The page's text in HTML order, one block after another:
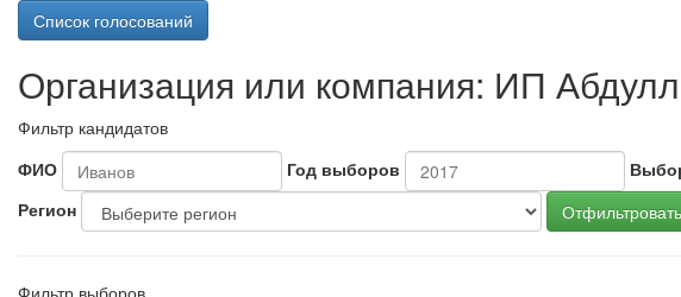
Список голосований
Организация или компания: ИП
Фильтр кандидатов
ФИО
Год выборов
Регион
Отфильтровать
Фильтр выборов